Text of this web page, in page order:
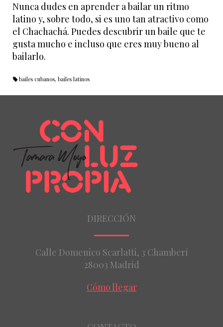
Nunca dudes en aprender a bailar un ritmo
latino y, sobre todo, si es uno tan atractivo como
el Chachachá. Puedes descubrir un baile que te
gusta mucho e incluso que eres muy bueno al
bailarlo.
bailes cubanos,bailes latinos
DIRECCIÓN
Calle Domenico Scarlatti, 3 Chamberí
28003 Madrid
Cómo llegar